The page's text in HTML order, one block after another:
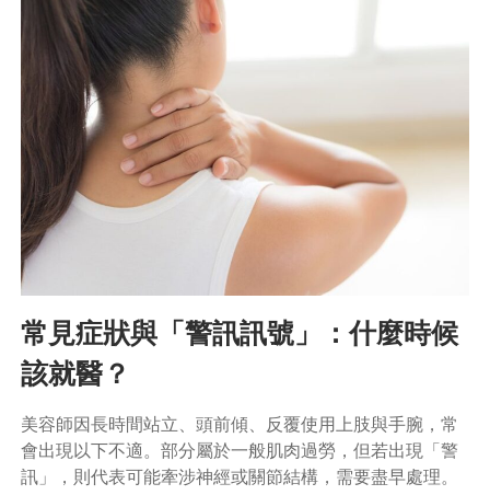
常見症狀與「警訊訊號」：什麼時候
該就醫？
美容師因長時間站立、頭前傾、反覆使用上肢與手腕，常
會出現以下不適。部分屬於一般肌肉過勞，但若出現「警
訊」，則代表可能牽涉神經或關節結構，需要盡早處理。